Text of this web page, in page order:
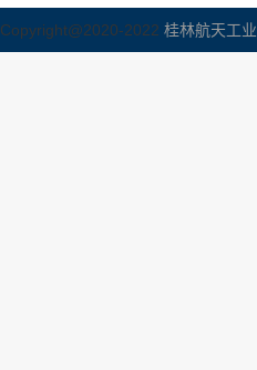
Copyright@2020-2022 桂林航天工